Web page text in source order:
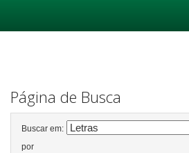
Página de Busca
Buscar em:
por